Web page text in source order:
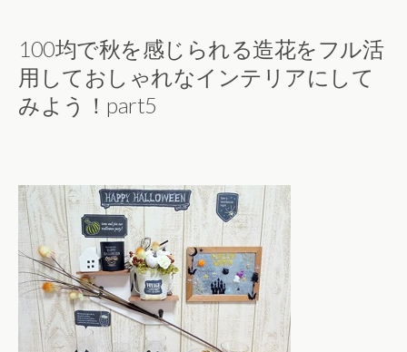
100均で秋を感じられる造花をフル活
用しておしゃれなインテリアにして
みよう！part5